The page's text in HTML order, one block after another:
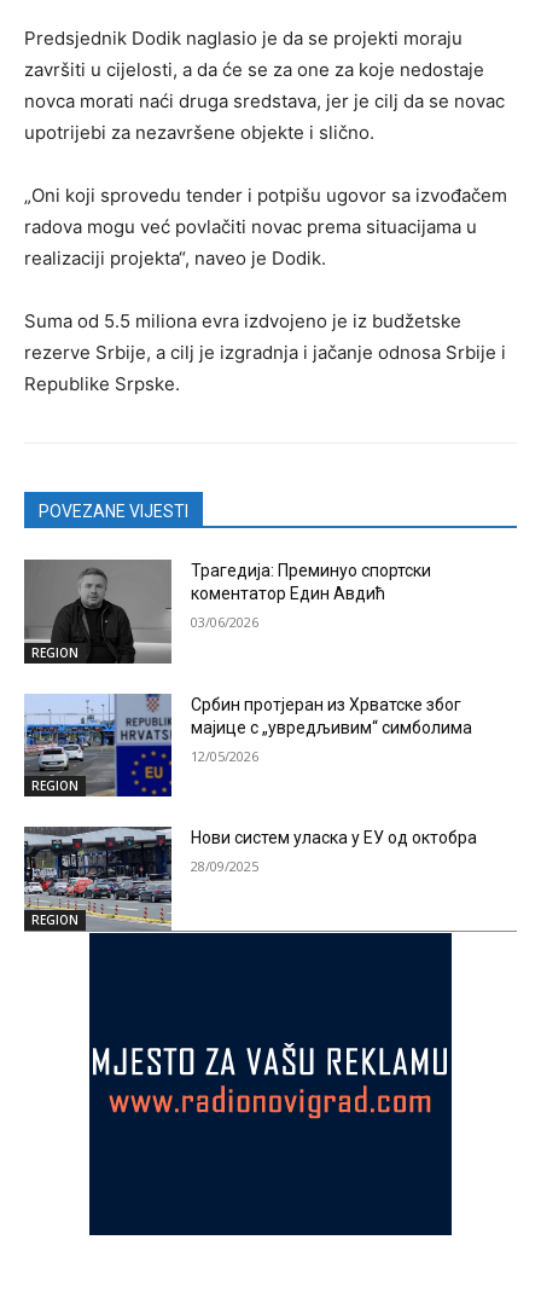
Predsjednik Dodik naglasio je da se projekti moraju
završiti u cijelosti, a da će se za one za koje nedostaje
novca morati naći druga sredstava, jer je cilj da se novac
upotrijebi za nezavršene objekte i slično.
„Oni koji sprovedu tender i potpišu ugovor sa izvođačem
radova mogu već povlačiti novac prema situacijama u
realizaciji projekta“, naveo je Dodik.
Suma od 5.5 miliona evra izdvojeno je iz budžetske
rezerve Srbije, a cilj je izgradnja i jačanje odnosa Srbije i
Republike Srpske.
POVEZANE VIJESTI
REGION
Трагедија: Преминуо спортски
коментатор Един Авдић
03/06/2026
REGION
Србин протјеран из Хрватске због
мајице с „увредљивим“ симболима
12/05/2026
REGION
Нови систем уласка у ЕУ од октобра
28/09/2025